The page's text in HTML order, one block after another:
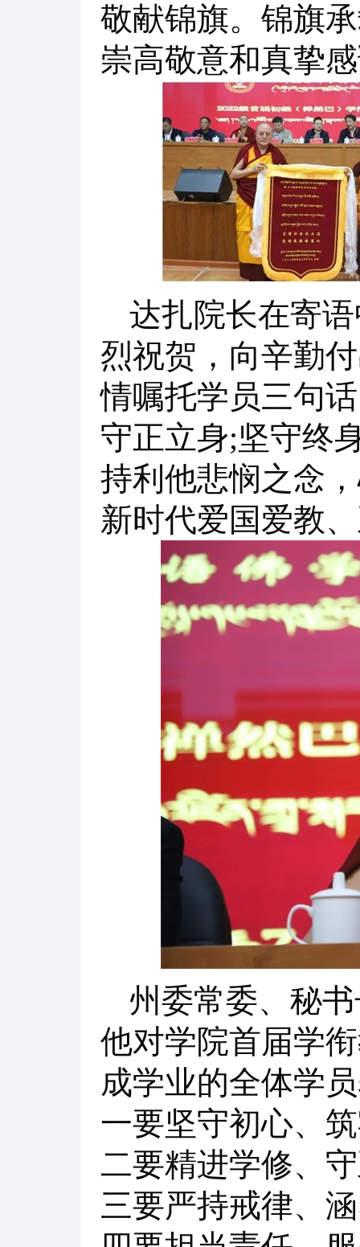
敬献锦旗。锦旗
崇高敬意和真挚
达扎院长在寄
烈祝贺，向辛勤
情嘱托学员三句
守正立身;坚守终
持利他悲悯之念
新时代爱国爱教
州委常委、秘
他对学院首届学
成学业的全体学
一要坚守初心、
二要精进学修、
三要严持戒律、